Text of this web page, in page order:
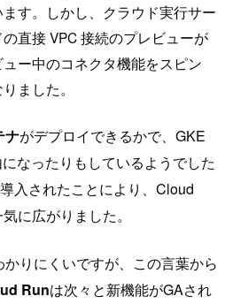
す。しかし、クラウド実行サー
直接 VPC 接続のプレビューが
ー中のコネクタ機能をスピン
ました。
ナがデプロイできるかで、GKE
なったりもしているようでした
入されたことにより、Cloud
に広がりました。
りにくいですが、この言葉から
Runは次々と新機能がGAされ